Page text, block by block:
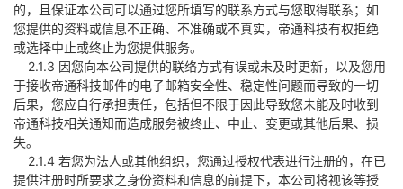
的，且保证本公司可以通过您所填写的联系方式与您取得联系；如
您提供的资料或信息不正确、不准确或不真实，帝通科技有权拒绝
或选择中止或终止为您提供服务。
2.1.3 因您向本公司提供的联络方式有误或未及时更新，以及您用
于接收帝通科技邮件的电子邮箱安全性、稳定性问题而导致的一切
后果，您应自行承担责任，包括但不限于因此导致您未能及时收到
帝通科技相关通知而造成服务被终止、中止、变更或其他后果、损
失。
2.1.4 若您为法人或其他组织，您通过授权代表进行注册的，在已
提供注册时所要求之身份资料和信息的前提下，本公司将视该等授